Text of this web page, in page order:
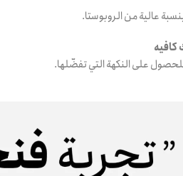
عالية من الروبوستا.
كافيه
على النكهة التي تفضّلها.